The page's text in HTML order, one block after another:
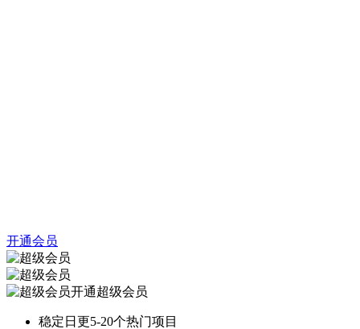
开通会员
开通超级会员
稳定日更5-20个热门项目